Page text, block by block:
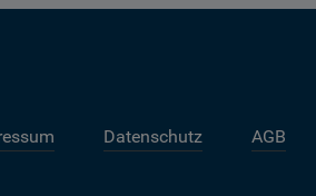
Datenschutz AGB